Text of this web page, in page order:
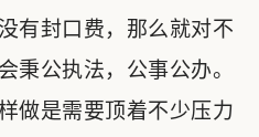
有封口费，那么就对不
秉公执法，公事公办。
做是需要顶着不少压力